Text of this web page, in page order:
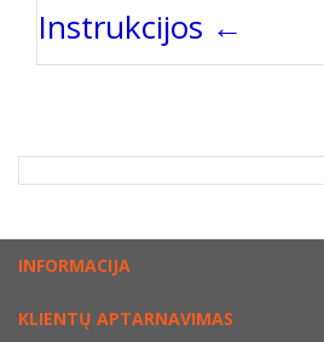
Instrukcijos ←
INFORMACIJA
KLIENTŲ APTARNAVIMAS